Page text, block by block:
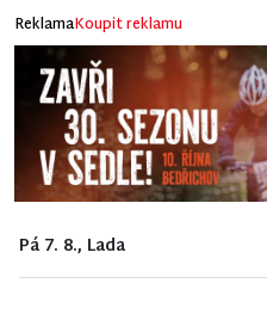
ReklamaKoupit reklamu
Pá 7. 8., Lada